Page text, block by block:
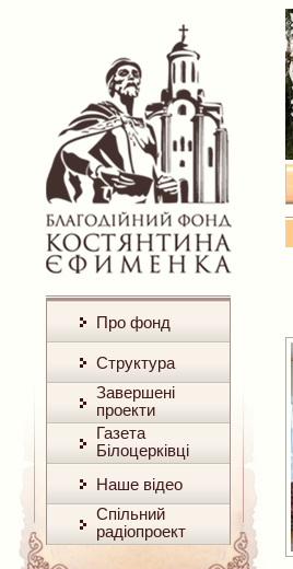
Про фонд
Структура
Завершені
проекти
Газета
Білоцерківці
Наше відео
Спільний
радіопроект